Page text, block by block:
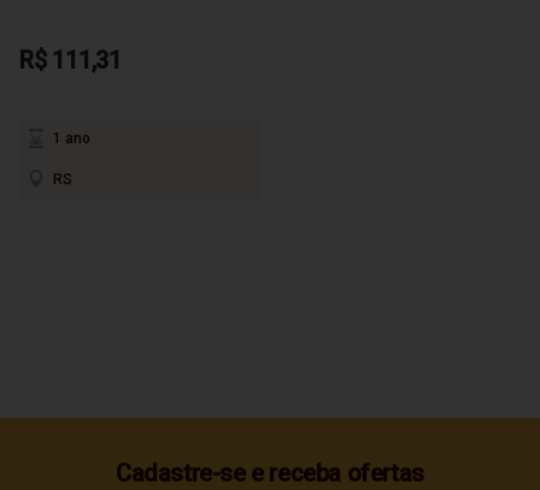
R$ 111,31
1 ano
RS
Cadastre-se e receba ofertas